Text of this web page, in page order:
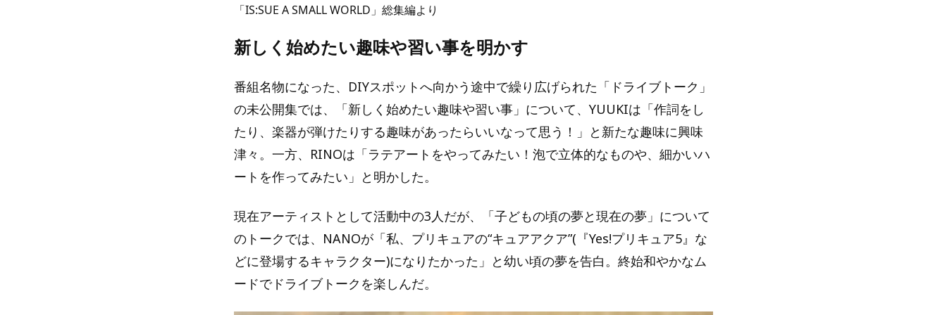
「IS:SUE A SMALL WORLD」総集編より
新しく始めたい趣味や習い事を明かす
番組名物になった、DIYスポットへ向かう途中で繰り広げられた「ドライブトーク」
の未公開集では、「新しく始めたい趣味や習い事」について、YUUKIは「作詞をし
たり、楽器が弾けたりする趣味があったらいいなって思う！」と新たな趣味に興味
津々。一方、RINOは「ラテアートをやってみたい！泡で立体的なものや、細かいハ
ートを作ってみたい」と明かした。
現在アーティストとして活動中の3人だが、「子どもの頃の夢と現在の夢」について
のトークでは、NANOが「私、プリキュアの“キュアアクア”(『Yes!プリキュア5』な
どに登場するキャラクター)になりたかった」と幼い頃の夢を告白。終始和やかなム
ードでドライブトークを楽しんだ。